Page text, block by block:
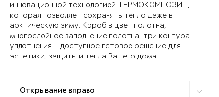
инновационной технологией ТЕРМОКОМПОЗИТ,
которая позволяет сохранять тепло даже в
арктическую зиму. Короб в цвет полотна,
многослойное заполнение полотна, три контура
уплотнения – доступное готовое решение для
эстетики, защиты и тепла Вашего дома.